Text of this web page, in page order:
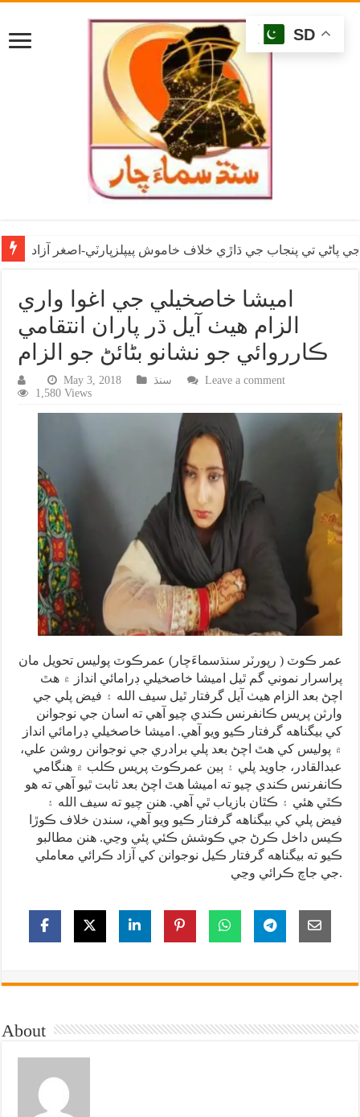
پاڻي تي پنجاب جي ڌاڙي خلاف خاموش پيپلزپارٽي-اصغر آزاد
اميشا خاصخيلي جي اغوا واري
الزام هيٺ آيل ڌر پاران انتقامي
ڪارروائي جو نشانو بڻائڻ جو الزام
May 3, 2018 سنڌ
Leave a comment
1,580 Views
عمر ڪوٽ ( رپورٽر سنڌسماءَچار) عمرڪوٽ پوليس تحويل مان
پراسرار نموني گم ٿيل اميشا خاصخيلي ڊرامائي انداز ۾ هٿ
اچڻ بعد الزام هيٺ آيل گرفتار ٿيل سيف الله ۽ فيض پلي جي
وارثن پريس ڪانفرنس ڪندي چيو آهي ته اسان جي نوجوانن
کي بيگناهه گرفتار ڪيو ويو آهي. اميشا خاصخيلي ڊرامائي انداز
۾ پوليس کي هٿ اچڻ بعد پلي برادري جي نوجوانن روشن علي،
عبدالقادر، جاويد پلي ۽ ٻين عمرڪوٽ پريس ڪلب ۾ ھنگامي
ڪانفرنس ڪندي چيو ته اميشا هٿ اچڻ بعد ثابت ٿيو آهي ته هو
ڪٿي هئي ۽ ڪٿان بازياب ٿي آهي. هنن چيو ته سيف الله ۽
فيض پلي کي بيگناهه گرفتار ڪيو ويو آهي، سندن خلاف ڪوڙا
ڪيس داخل ڪرڻ جي ڪوشش ڪئي پئي وڃي. هنن مطالبو
ڪيو ته بيگناهه گرفتار ڪيل نوجوانن کي آزاد ڪرائي معاملي
جي جاچ ڪرائي وڃي.
About
SD